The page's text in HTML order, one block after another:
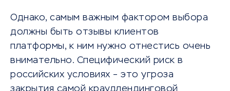
Однако, самым важным фактором выбора
должны быть отзывы клиентов
платформы, к ним нужно отнестись очень
внимательно. Специфический риск в
российских условиях – это угроза
закрытия самой краудлендинговой